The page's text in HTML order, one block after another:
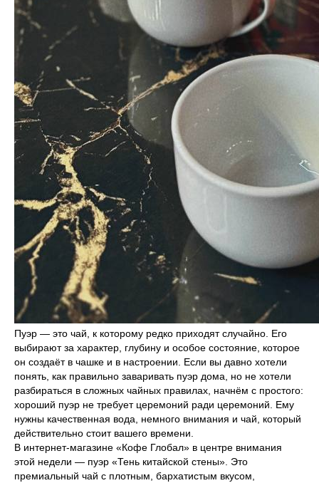
Пуэр — это чай, к которому редко приходят случайно. Его
выбирают за характер, глубину и особое состояние, которое
он создаёт в чашке и в настроении. Если вы давно хотели
понять, как правильно заваривать пуэр дома, но не хотели
разбираться в сложных чайных правилах, начнём с простого:
хороший пуэр не требует церемоний ради церемоний. Ему
нужны качественная вода, немного внимания и чай, который
действительно стоит вашего времени.
В интернет-магазине «Кофе Глобал» в центре внимания
этой недели — пуэр «Тень китайской стены». Это
премиальный чай с плотным, бархатистым вкусом,